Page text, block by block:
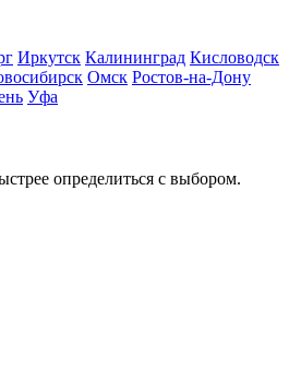
Иркутск Калининград Кисловодск
Омск Ростов-на-Дону
Уфа
определиться с выбором.